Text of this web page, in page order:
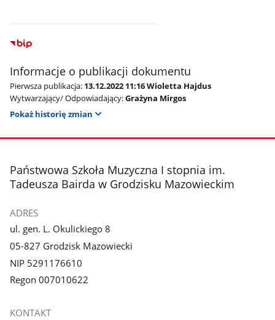
Informacje o publikacji dokumentu
Pierwsza publikacja: 13.12.2022 11:16 Wioletta Hajdus
Wytwarzający/ Odpowiadający:Grażyna Mirgos
Pokaż historię zmian
stopka
Państwowa Szkoła Muzyczna I stopnia im.
Tadeusza Bairda w Grodzisku Mazowieckim
ADRES
ul. gen. L. Okulickiego 8
05-827 Grodzisk Mazowiecki
NIP 5291176610
Regon 007010622
KONTAKT